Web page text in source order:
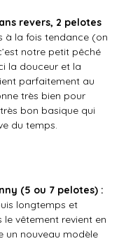
revers, 2 pelotes
à la fois tendance (on
notre petit pêché
la douceur et la
parfaitement au
très bien pour
bon basique qui
du temps.
(5 ou 7 pelotes) :
longtemps et
le vêtement revient en
un nouveau modèle